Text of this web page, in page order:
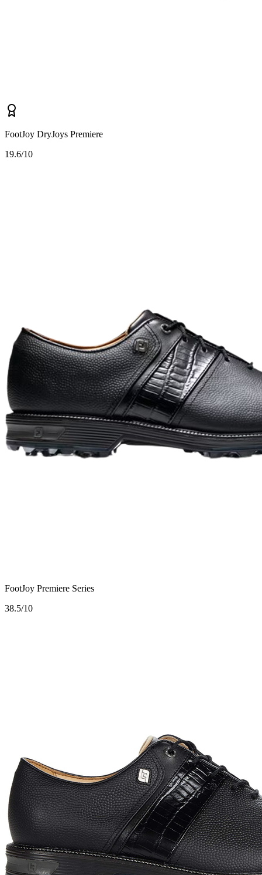
FootJoy DryJoys Premiere
19.6/10
FootJoy Premiere Series
38.5/10